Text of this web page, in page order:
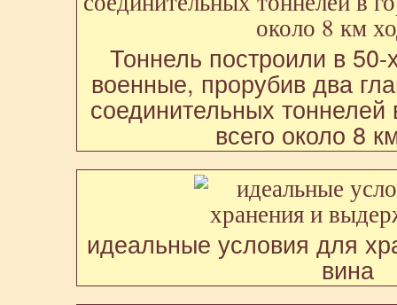
Тоннель построили в 50-
военные, прорубив два
соединительных тоннелей
всего около 8
идеальные условия для
вина